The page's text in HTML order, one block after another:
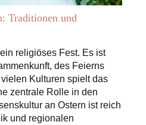
Traditionen und
religiöses Fest. Es ist
des Feierns
Kulturen spielt das
zentrale Rolle in den
an Ostern ist reich
und regionalen